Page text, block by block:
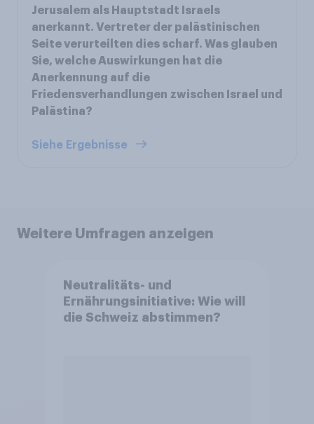
Jerusalem als Hauptstadt Israels
anerkannt. Vertreter der palästinischen
Seite verurteilten dies scharf. Was glauben
Sie, welche Auswirkungen hat die
Anerkennung auf die
Friedensverhandlungen zwischen Israel und
Palästina?
Siehe Ergebnisse
Weitere Umfragen anzeigen
Neutralitäts- und
Ernährungsinitiative: Wie will
die Schweiz abstimmen?